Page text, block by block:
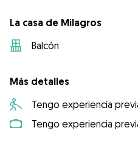
La casa de Milagros
Balcón
Más detalles
Tengo experiencia
Tengo experiencia